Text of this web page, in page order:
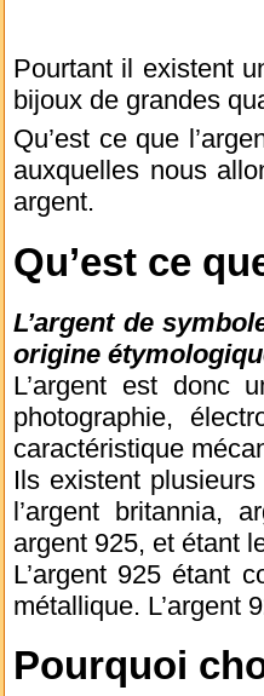
Pourtant il existent
bijoux de grandes
Qu’est ce que
auxquelles nous
argent.
Qu’est ce
L’argent de
origine
L’argent est donc
photographie,
caractéristique
Ils existent plusieurs
l’argent britannia,
argent 925, et étant
L’argent 925 étant
métallique. L’argent
Pourquoi